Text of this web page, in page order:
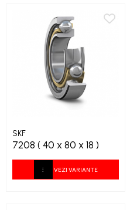
SKF
7208 ( 40 x 80 x 18 )
VEZI VARIANTE